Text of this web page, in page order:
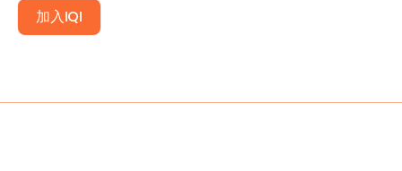
加入IQI